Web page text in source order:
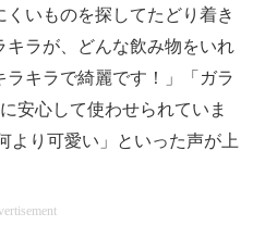
いものを探してたどり着き
キラが、どんな飲み物をいれ
キラで綺麗です！」「ガラ
安心して使わせられていま
より可愛い」といった声が上